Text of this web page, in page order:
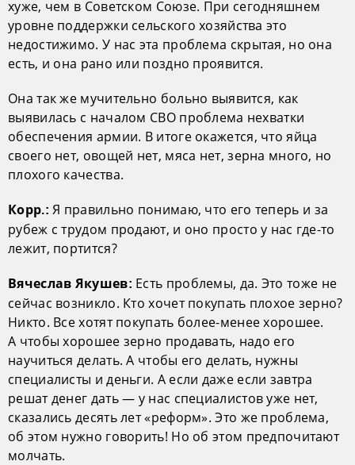
хуже, чем в Советском Союзе. При сегодняшнем
уровне поддержки сельского хозяйства это
недостижимо. У нас эта проблема скрытая, но она
есть, и она рано или поздно проявится.
Она так же мучительно больно выявится, как
выявилась с началом СВО проблема нехватки
обеспечения армии. В итоге окажется, что яйца
своего нет, овощей нет, мяса нет, зерна много, но
плохого качества.
Корр.: Я правильно понимаю, что его теперь и за
рубеж с трудом продают, и оно просто у нас где-то
лежит, портится?
Вячеслав Якушев: Есть проблемы, да. Это тоже не
сейчас возникло. Кто хочет покупать плохое зерно?
Никто. Все хотят покупать более-менее хорошее.
А чтобы хорошее зерно продавать, надо его
научиться делать. А чтобы его делать, нужны
специалисты и деньги. А если даже если завтра
решат денег дать — у нас специалистов уже нет,
сказались десять лет «реформ». Это же проблема,
об этом нужно говорить! Но об этом предпочитают
молчать.